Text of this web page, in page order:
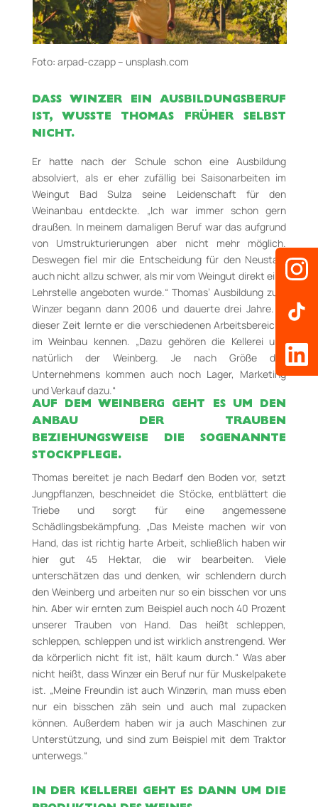
Foto: arpad-czapp – unsplash.com
DASS WINZER EIN AUSBILDUNGSBERUF
IST, WUSSTE THOMAS FRÜHER SELBST
NICHT.
Er hatte nach der Schule schon eine Ausbildung
absolviert, als er eher zufällig bei Saisonarbeiten im
Weingut Bad Sulza seine Leidenschaft für den
Weinanbau entdeckte. „Ich war immer schon gern
draußen. In meinem damaligen Beruf war das aufgrund
von Umstrukturierungen aber nicht mehr möglich.
Deswegen fiel mir die Entscheidung für den Neustart
auch nicht allzu schwer, als mir vom Weingut direkt eine
Lehrstelle angeboten wurde.“ Thomas’ Ausbildung zum
Winzer begann dann 2006 und dauerte drei Jahre. In
dieser Zeit lernte er die verschiedenen Arbeitsbereiche
im Weinbau kennen. „Dazu gehören die Kellerei und
natürlich der Weinberg. Je nach Größe des
Unternehmens kommen auch noch Lager, Marketing
und Verkauf dazu.“
AUF DEM WEINBERG GEHT ES UM DEN
ANBAU DER TRAUBEN
BEZIEHUNGSWEISE DIE SOGENANNTE
STOCKPFLEGE.
Thomas bereitet je nach Bedarf den Boden vor, setzt
Jungpflanzen, beschneidet die Stöcke, entblättert die
Triebe und sorgt für eine angemessene
Schädlingsbekämpfung. „Das Meiste machen wir von
Hand, das ist richtig harte Arbeit, schließlich haben wir
hier gut 45 Hektar, die wir bearbeiten. Viele
unterschätzen das und denken, wir schlendern durch
den Weinberg und arbeiten nur so ein bisschen vor uns
hin. Aber wir ernten zum Beispiel auch noch 40 Prozent
unserer Trauben von Hand. Das heißt schleppen,
schleppen, schleppen und ist wirklich anstrengend. Wer
da körperlich nicht fit ist, hält kaum durch.“ Was aber
nicht heißt, dass Winzer ein Beruf nur für Muskelpakete
ist. „Meine Freundin ist auch Winzerin, man muss eben
nur ein bisschen zäh sein und auch mal zupacken
können. Außerdem haben wir ja auch Maschinen zur
Unterstützung, und sind zum Beispiel mit dem Traktor
unterwegs.“
IN DER KELLEREI GEHT ES DANN UM DIE